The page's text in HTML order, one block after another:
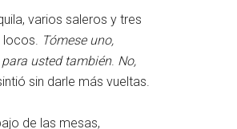
varios saleros y tres
locos. Tómese uno,
para usted también. No,
sin darle más vueltas.
de las mesas,